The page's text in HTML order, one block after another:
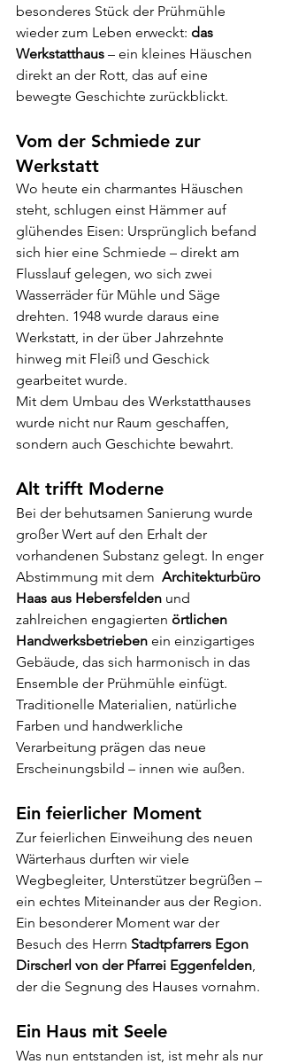
besonderes Stück der Prühmühle
wieder zum Leben erweckt: das
Werkstatthaus – ein kleines Häuschen
direkt an der Rott, das auf eine
bewegte Geschichte zurückblickt.
Vom der Schmiede zur
Werkstatt
Wo heute ein charmantes Häuschen
steht, schlugen einst Hämmer auf
glühendes Eisen: Ursprünglich befand
sich hier eine Schmiede – direkt am
Flusslauf gelegen, wo sich zwei
Wasserräder für Mühle und Säge
drehten. 1948 wurde daraus eine
Werkstatt, in der über Jahrzehnte
hinweg mit Fleiß und Geschick
gearbeitet wurde.
Mit dem Umbau des Werkstatthauses
wurde nicht nur Raum geschaffen,
sondern auch Geschichte bewahrt.
Alt trifft Moderne
Bei der behutsamen Sanierung wurde
großer Wert auf den Erhalt der
vorhandenen Substanz gelegt. In enger
Abstimmung mit dem Architekturbüro
Haas aus Hebersfelden und
zahlreichen engagierten örtlichen
Handwerksbetrieben ein einzigartiges
Gebäude, das sich harmonisch in das
Ensemble der Prühmühle einfügt.
Traditionelle Materialien, natürliche
Farben und handwerkliche
Verarbeitung prägen das neue
Erscheinungsbild – innen wie außen.
Ein feierlicher Moment
Zur feierlichen Einweihung des neuen
Wärterhaus durften wir viele
Wegbegleiter, Unterstützer begrüßen –
ein echtes Miteinander aus der Region.
Ein besonderer Moment war der
Besuch des Herrn Stadtpfarrers Egon
Dirscherl von der Pfarrei Eggenfelden,
der die Segnung des Hauses vornahm.
Ein Haus mit Seele
Was nun entstanden ist, ist mehr als nur